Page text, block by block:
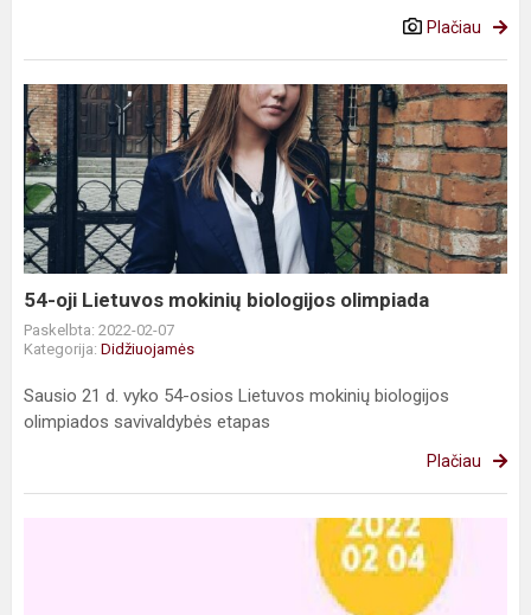
Plačiau
54-
oji
Lietuvos
mokinių
biologijos
olimpiada
54-oji Lietuvos mokinių biologijos olimpiada
Paskelbta: 2022-02-07
Kategorija: Didžiuojamės
Sausio 21 d. vyko 54-osios Lietuvos mokinių biologijos
olimpiados savivaldybės etapas
Plačiau